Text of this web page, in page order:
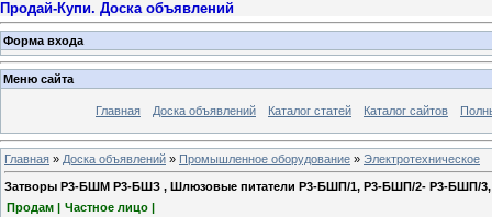
Продай-Купи. Доска объявлений
Форма входа
Меню сайта
Главная Доска объявлений Каталог статей Каталог сайтов
Главная » Доска объявлений » Промышленное оборудование » Электротехническое
Затворы Р3-БШМ Р3-БШЗ , Шлюзовые питатели Р3-БШП/1, Р3-БШП/2- Р3-БШП/
Продам | Частное лицо |